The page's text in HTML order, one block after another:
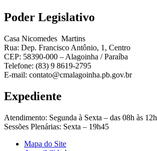
Poder Legislativo
Casa Nicomedes Martins
Rua: Dep. Francisco Antônio, 1, Centro
CEP: 58390-000 – Alagoinha / Paraíba
Telefone: (83) 9 8619-2795
E-mail: contato@cmalagoinha.pb.gov.br
Expediente
Atendimento: Segunda à Sexta – das 08h às 12h
Sessões Plenárias: Sexta – 19h45
Mapa do Site